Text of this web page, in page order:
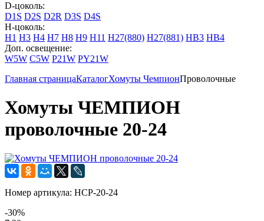
D-цоколь:
D1S D2S D2R D3S D4S
H-цоколь:
H1 H3 H4 H7 H8 H9 H11 H27(880) H27(881) HB3 HB4
Доп. освещение:
W5W C5W P21W PY21W
Главная страницаКаталогХомуты ЧемпионПроволочные
Хомуты ЧЕМПИОН
проволочные 20-24
Номер артикула: HCP-20-24
-30%